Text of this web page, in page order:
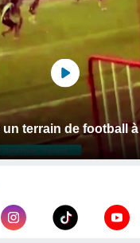
terrain de football